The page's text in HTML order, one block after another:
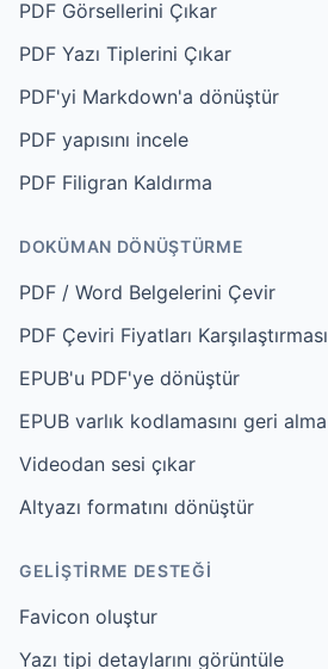
PDF Görsellerini Çıkar
PDF Yazı Tiplerini Çıkar
PDF'yi Markdown'a dönüştür
PDF yapısını incele
PDF Filigran Kaldırma
DOKÜMAN DÖNÜŞTÜRME
PDF / Word Belgelerini Çevir
PDF Çeviri Fiyatları Karşılaştırması
EPUB'u PDF'ye dönüştür
EPUB varlık kodlamasını geri alma
Videodan sesi çıkar
Altyazı formatını dönüştür
GELIŞTIRME DESTEĞI
Favicon oluştur
Yazı tipi detaylarını görüntüle